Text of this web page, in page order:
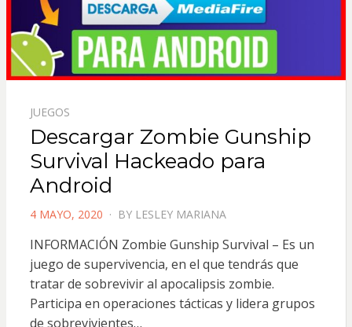
JUEGOS
Descargar Zombie Gunship
Survival Hackeado para
Android
POSTED
4 MAYO, 2020 BY LESLEY MARIANA
INFORMACIÓN Zombie Gunship Survival – Es un
juego de supervivencia, en el que tendrás que
tratar de sobrevivir al apocalipsis zombie.
Participa en operaciones tácticas y lidera grupos
de sobrevivientes…